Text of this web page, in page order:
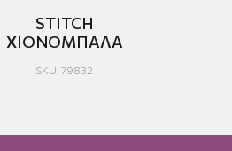
STITCH
ΧΙΟΝΟΜΠΑΛΑ
SKU: 79832